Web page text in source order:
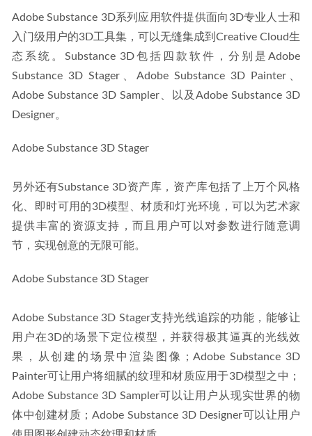
Adobe Substance 3D系列应用软件提供面向3D专业人士和
入门级用户的3D工具集，可以无缝集成到Creative Cloud生
态系统。Substance 3D包括四款软件，分别是Adobe
Substance 3D Stager、Adobe Substance 3D Painter、
Adobe Substance 3D Sampler、以及Adobe Substance 3D
Designer。
Adobe Substance 3D Stager
另外还有Substance 3D资产库，资产库包括了上万个风格
化、即时可用的3D模型、材质和灯光环境，可以为艺术家
提供丰富的资源支持，而且用户可以对参数进行随意调
节，实现创意的无限可能。
Adobe Substance 3D Stager
Adobe Substance 3D Stager支持光线追踪的功能，能够让
用户在3D的场景下定位模型，并获得极其逼真的光线效
果，从创建的场景中渲染图像；Adobe Substance 3D
Painter可让用户将细腻的纹理和材质应用于3D模型之中；
Adobe Substance 3D Sampler可以让用户从现实世界的物
体中创建材质；Adobe Substance 3D Designer可以让用户